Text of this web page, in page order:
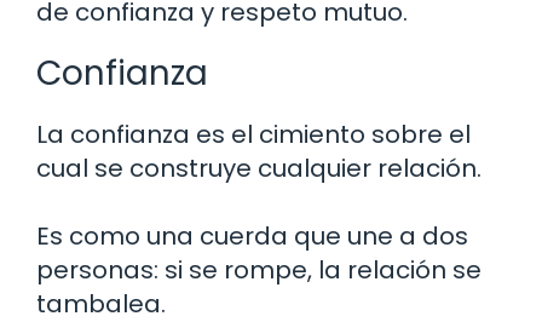
de confianza y respeto mutuo.
Confianza
La confianza es el cimiento sobre el
cual se construye cualquier relación.
Es como una cuerda que une a dos
personas: si se rompe, la relación se
tambalea.